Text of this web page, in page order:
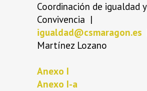
Coordinación de igualdad y
Convivencia |
igualdad@csmaragon.es
Martínez Lozano
Anexo I
Anexo I-a